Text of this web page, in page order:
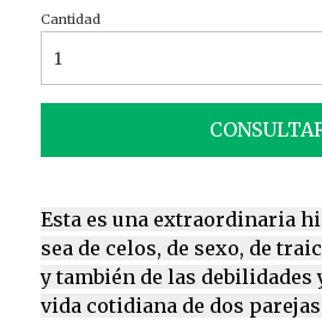
Cantidad
Esta es una extraordinaria
sea de celos, de sexo, de
y también de las debilidades
vida cotidiana de dos